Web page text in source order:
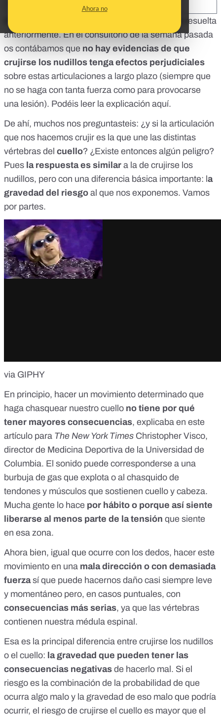
Ahora no
De nuevo, es una duda surgida a partir de otra resuelta
anteriormente. En el consultorio de la semana pasada
os contábamos que no hay evidencias de que
crujirse los nudillos tenga efectos perjudiciales
sobre estas articulaciones a largo plazo (siempre que
no se haga con tanta fuerza como para provocarse
una lesión). Podéis leer la explicación aquí.
De ahí, muchos nos preguntasteis: ¿y si la articulación
que nos hacemos crujir es la que une las distintas
vértebras del cuello? ¿Existe entonces algún peligro?
Pues la respuesta es similar a la de crujirse los
nudillos, pero con una diferencia básica importante: la
gravedad del riesgo al que nos exponemos. Vamos
por partes.
via GIPHY
En principio, hacer un movimiento determinado que
haga chasquear nuestro cuello no tiene por qué
tener mayores consecuencias, explicaba en este
artículo para The New York Times Christopher Visco,
director de Medicina Deportiva de la Universidad de
Columbia. El sonido puede corresponderse a una
burbuja de gas que explota o al chasquido de
tendones y músculos que sostienen cuello y cabeza.
Mucha gente lo hace por hábito o porque así siente
liberarse al menos parte de la tensión que siente
en esa zona.
Ahora bien, igual que ocurre con los dedos, hacer este
movimiento en una mala dirección o con demasiada
fuerzasí que puede hacernos daño casi siempre leve
y momentáneo pero, en casos puntuales, con
consecuencias más serias, ya que las vértebras
contienen nuestra médula espinal.
Esa es la principal diferencia entre crujirse los nudillos
o el cuello: la gravedad que pueden tener las
consecuencias negativas de hacerlo mal. Si el
riesgo es la combinación de la probabilidad de que
ocurra algo malo y la gravedad de eso malo que podría
ocurrir, el riesgo de crujirse el cuello es mayor que el